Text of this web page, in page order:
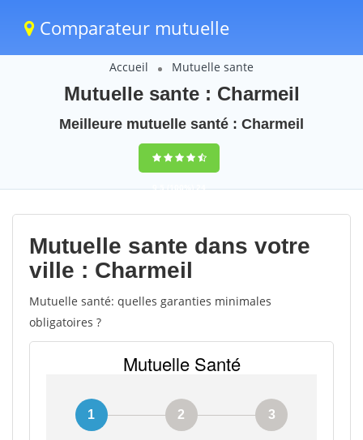
Comparateur mutuelle
Accueil Mutuelle sante
Mutuelle sante : Charmeil
Meilleure mutuelle santé : Charmeil
9,5(100%)24
votes
Mutuelle sante dans votre
ville : Charmeil
Mutuelle santé: quelles garanties minimales
obligatoires ?